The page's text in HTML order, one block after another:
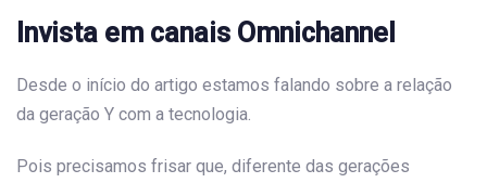
Invista em canais Omnichannel
Desde o início do artigo estamos falando sobre a relação
da geração Y com a tecnologia.
Pois precisamos frisar que, diferente das gerações